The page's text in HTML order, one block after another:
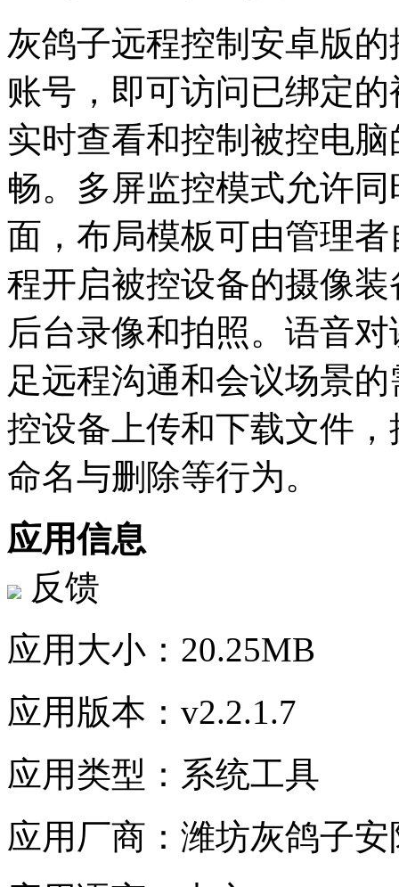
灰鸽子远程控制安卓版
账号，即可访问已绑定
实时查看和控制被控电
畅。多屏监控模式允许
面，布局模板可由管理
程开启被控设备的摄像
后台录像和拍照。语音
足远程沟通和会议场景
控设备上传和下载文件
命名与删除等行为。
应用信息
反馈
应用大小： 20.25MB
应用版本： v2.2.1.7
应用类型： 系统工具
应用厂商： 潍坊灰鸽子